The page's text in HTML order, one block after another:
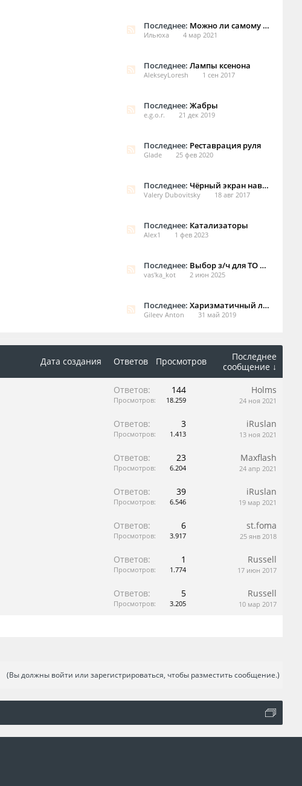
Последнее: Можно ли самому привязать брелок на 2004 Jaguar XJ8 (X350) ?
Ильюха 4 мар 2021
Последнее: Лампы ксенона
AlekseyLoresh 1 сен 2017
Последнее: Жабры
e.g.o.r. 21 дек 2019
Последнее: Реставрация руля
Glade 25 фев 2020
Последнее: Чёрный экран навигации!!!
Valery Dubovitsky 18 авг 2017
Последнее: Катализаторы
Alex1 1 фев 2023
Последнее: Выбор з/ч для ТО в условиях нашего рынка
vas'ka_kot 2 июн 2025
Последнее: Харизматичный лимузин Отзыв о Jaguar XJ, 2008 г.в.
Gileev Anton 31 май 2019
Дата создания Ответов Просмотров
Последнее
сообщение ↓
Ответов: 144
Просмотров: 18.259
Holms
24 ноя 2021
Ответов: 3
Просмотров: 1.413
iRuslan
13 ноя 2021
Ответов: 23
Просмотров: 6.204
Maxflash
24 апр 2021
Ответов: 39
Просмотров: 6.546
iRuslan
19 мар 2021
Ответов: 6
Просмотров: 3.917
st.foma
25 янв 2018
Ответов: 1
Просмотров: 1.774
Russell
17 июн 2017
Ответов: 5
Просмотров: 3.205
Russell
10 мар 2017
(Вы должны войти или зарегистрироваться, чтобы разместить сообщение.)